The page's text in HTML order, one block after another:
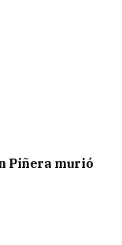
Piñera murió